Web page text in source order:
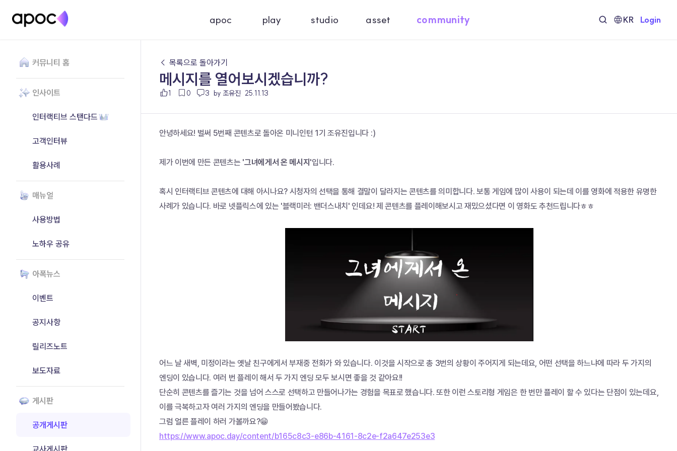
apoc play studio asset community KR Login
커뮤니티 홈
인사이트
인터랙티브 스탠다드
고객인터뷰
활용사례
매뉴얼
사용방법
노하우 공유
아폭뉴스
이벤트
공지사항
릴리즈노트
보도자료
게시판
공개게시판
교사게시판
← 목록으로 돌아가기
메시지를 열어보시겠습니까?
1 0 3 by 조유진 25.11.13
안녕하세요! 벌써 5번째 콘텐츠로 돌아온 미니인턴 1기 조유진입니다 :)
제가 이번에 만든 콘텐츠는 '그녀에게서 온 메시지'입니다.
혹시 인터랙티브 콘텐츠에 대해 아시나요? 시청자의 선택을 통해 결말이 달라지는 콘텐츠를 의미합니다. 보통 게임에 많이 사용이 되는데 이를 영화에 적용한 유명한
사례가 있습니다. 바로 넷플릭스에 있는 '블랙미러: 밴더스내치' 인데요! 제 콘텐츠를 플레이해보시고 재밌으셨다면 이 영화도 추천드립니다ㅎㅎ
어느 날 새벽, 미정이라는 옛날 친구에게서 부재중 전화가 와 있습니다. 이것을 시작으로 총 3번의 상황이 주어지게 되는데요, 어떤 선택을 하느냐에 따라 두 가지의
엔딩이 있습니다. 여러 번 플레이 해서 두 가지 엔딩 모두 보시면 좋을 것 같아요!!
단순히 콘텐츠를 즐기는 것을 넘어 스스로 선택하고 만들어나가는 경험을 목표로 했습니다. 또한 이런 스토리형 게임은 한 번만 플레이 할 수 있다는 단점이 있는데요,
이를 극복하고자 여러 가지의 엔딩을 만들어봤습니다.
그럼 얼른 플레이 하러 가볼까요?😁
https://www.apoc.day/content/b165c8c3-e86b-4161-8c2e-f2a647e253e3